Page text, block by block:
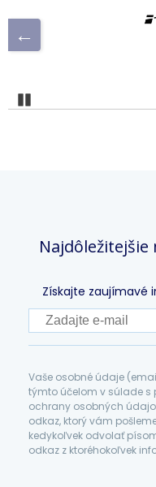
Získajte zaujímavé
Vaše osobné údaje
týmto účelom v súlade
ochrany osobných
odkaz, ktorý vám
kedykoľvek odvolať
odkaz z ktoréhokoľvek